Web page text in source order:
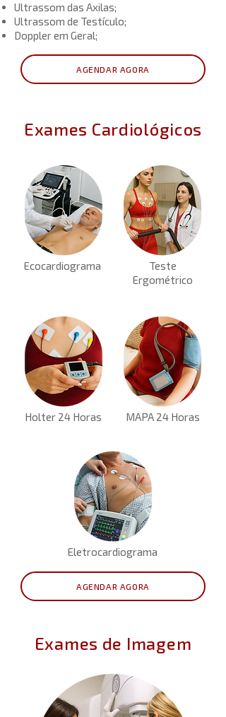
Ultrassom das Axilas;
Ultrassom de Testículo;
Doppler em Geral;
AGENDAR AGORA
Exames Cardiológicos
Ecocardiograma
Teste
Ergométrico
Holter 24 Horas MAPA 24 Horas
Eletrocardiograma
AGENDAR AGORA
Exames de Imagem